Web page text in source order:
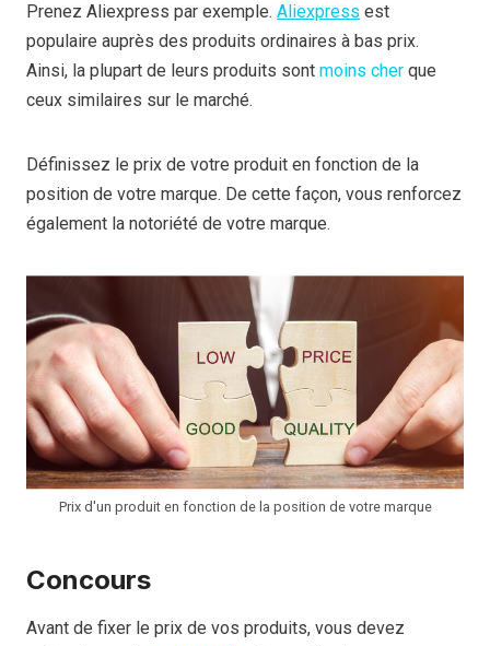
Prenez Aliexpress par exemple. Aliexpress est
populaire auprès des produits ordinaires à bas prix.
Ainsi, la plupart de leurs produits sont moins cher que
ceux similaires sur le marché.
Définissez le prix de votre produit en fonction de la
position de votre marque. De cette façon, vous renforcez
également la notoriété de votre marque.
Prix d'un produit en fonction de la position de votre marque
Concours
Avant de fixer le prix de vos produits, vous devez